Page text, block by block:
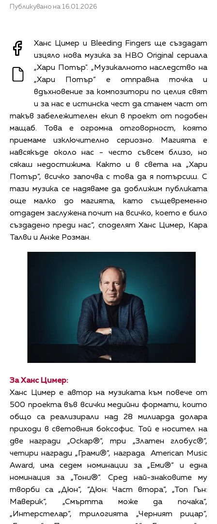
Публикувано на 16.01.2026
Ханс Цимер и Bleeding Fingers ще създадат
изцяло нова музика за HBO Original сериалa
„Хари Потър". „Музикалното наследство на
„Хари Потър“ е отправна точка и
вдъхновение за композитори по целия свят
и за нас е истинска чест да станем част от
такъв забележителен екип в проект от подобен
мащаб. Това е огромна отговорност, която
приемаме изключително сериозно. Магията е
навсякъде около нас - често съвсем близо, но
сякаш недостижима. Както и в света на „Хари
Потър“, всичко започва с това да я потърсиш. С
тази музика се надяваме да доближим публиката
още малко до магията, като същевременно
отдадем заслужена почит на всичко, което е било
създадено преди нас“, споделят Ханс Цимер, Кара
Талви и Анже Розман.
За Ханс Цимер:
Ханс Цимер е автор на музиката към повече от
500 проекта във всички медийни формати, които
общо са реализирали над 28 милиарда долара
приходи в световния боксофис. Той е носител на
две награди „Оскар®“, три „Златен глобус®“,
четири награди „Грами®“, награда American Music
Award, има седем номинации за „Еми®“ и една
номинация за „Тони®“. Сред най-знаковите му
творби са „Дюн“, “Дюн: Част втора”, „Топ Гън:
Маверик“, „Смъртта може да почака“,
„Интерстелар“, трилогията „Черният рицар“,